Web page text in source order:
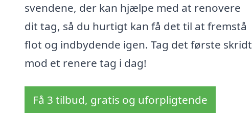
svendene, der kan hjælpe med at renovere
dit tag, så du hurtigt kan få det til at fremstå
flot og indbydende igen. Tag det første skridt
mod et renere tag i dag!
Få 3 tilbud, gratis og uforpligtende